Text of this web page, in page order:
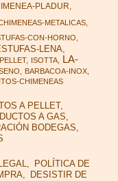
PLADUR
METALICAS
CON-HORNO
LENA
ISOTTA
LA-
BARBACOA-INOX
CHIMENEAS
A PELLET
A GAS
BODEGAS
POLÍTICA DE
DESISTIR DE